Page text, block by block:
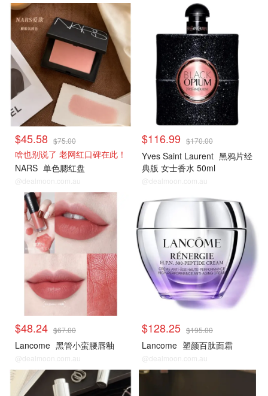
$45.58 $75.00
啥也别说了 老网红口碑在此！
NARS 单色腮红盘
@dealmoon.com.au
$116.99 $170.00
Yves Saint Laurent 黑鸦片经
典版 女士香水 50ml
@dealmoon.com.au
$48.24 $67.00
Lancome 黑管小蛮腰唇釉
@dealmoon.com.au
$128.25 $195.00
Lancome 塑颜百肽面霜
@dealmoon.com.au